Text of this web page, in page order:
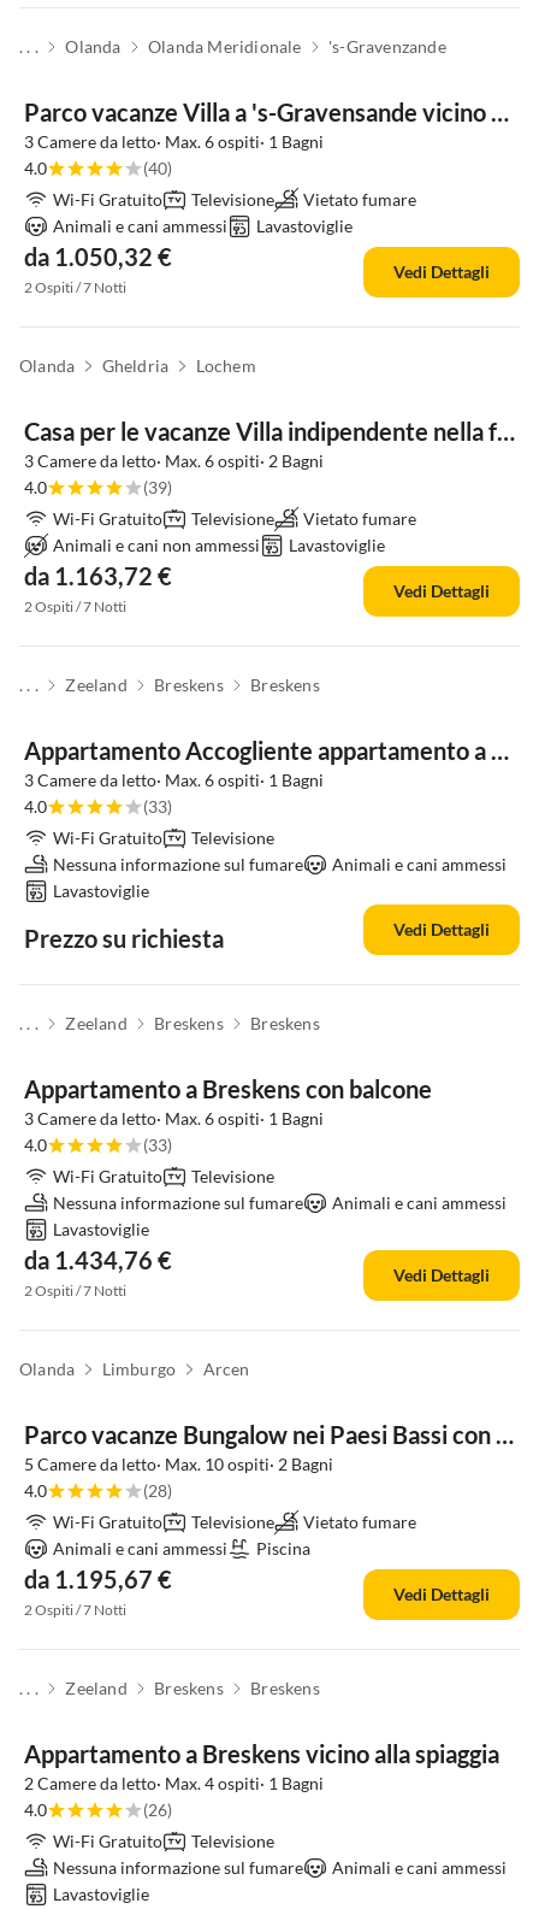
. . . Olanda Olanda Meridionale 's-Gravenzande
Parco vacanze Villa a 's-Gravensande vicino alla spiaggia
3 Camere da letto· Max. 6 ospiti· 1 Bagni
4.0
(40)
Wi-Fi Gratuito
Televisione
Vietato fumare
Animali e cani ammessi
Lavastoviglie
da 1.050,32 €
2 Ospiti / 7 Notti
Vedi Dettagli
Olanda Gheldria Lochem
Casa per le vacanze Villa indipendente nella foresta per 6 persone, ideale o in bicicletta
3 Camere da letto· Max. 6 ospiti· 2 Bagni
4.0
(39)
Wi-Fi Gratuito
Televisione
Vietato fumare
Animali e cani non ammessi
Lavastoviglie
da 1.163,72 €
2 Ospiti / 7 Notti
Vedi Dettagli
. . . Zeeland Breskens Breskens
Appartamento Accogliente appartamento a Breskens con balcone
3 Camere da letto· Max. 6 ospiti· 1 Bagni
4.0
(33)
Wi-Fi Gratuito
Televisione
Nessuna informazione sul fumare
Animali e cani ammessi
Lavastoviglie
Prezzo su richiesta Vedi Dettagli
. . . Zeeland Breskens Breskens
Appartamento a Breskens con balcone
3 Camere da letto· Max. 6 ospiti· 1 Bagni
4.0
(33)
Wi-Fi Gratuito
Televisione
Nessuna informazione sul fumare
Animali e cani ammessi
Lavastoviglie
da 1.434,76 €
2 Ospiti / 7 Notti
Vedi Dettagli
Olanda Limburgo Arcen
Parco vacanze Bungalow nei Paesi Bassi con Terrazza
5 Camere da letto· Max. 10 ospiti· 2 Bagni
4.0
(28)
Wi-Fi Gratuito
Televisione
Vietato fumare
Animali e cani ammessi
Piscina
da 1.195,67 €
2 Ospiti / 7 Notti
Vedi Dettagli
. . . Zeeland Breskens Breskens
Appartamento a Breskens vicino alla spiaggia
2 Camere da letto· Max. 4 ospiti· 1 Bagni
4.0
(26)
Wi-Fi Gratuito
Televisione
Nessuna informazione sul fumare
Animali e cani ammessi
Lavastoviglie